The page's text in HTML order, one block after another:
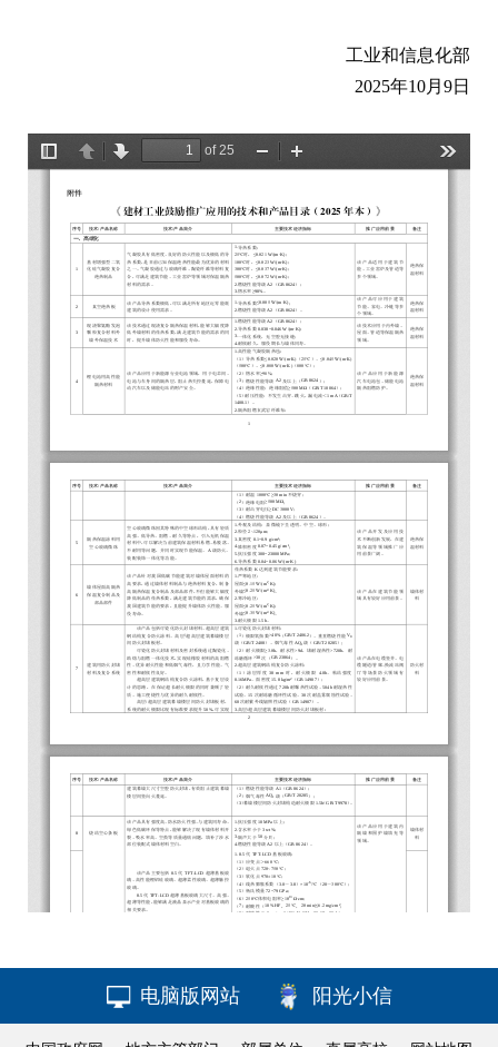
工业和信息化部
2025年10月9日
电脑版网站 阳光小信